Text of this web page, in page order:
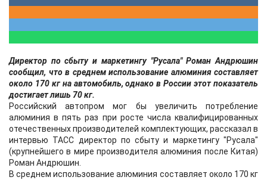
Директор по сбыту и маркетингу "Русала" Роман Андрюшин
сообщил, что в среднем использование алюминия составляет
около 170 кг на автомобиль, однако в России этот показатель
достигает лишь 70 кг.
Российский автопром мог бы увеличить потребление
алюминия в пять раз при росте числа квалифицированных
отечественных производителей комплектующих, рассказал в
интервью ТАСС директор по сбыту и маркетингу "Русала"
(крупнейшего в мире производителя алюминия после Китая)
Роман Андрюшин.
В среднем использование алюминия составляет около 170 кг